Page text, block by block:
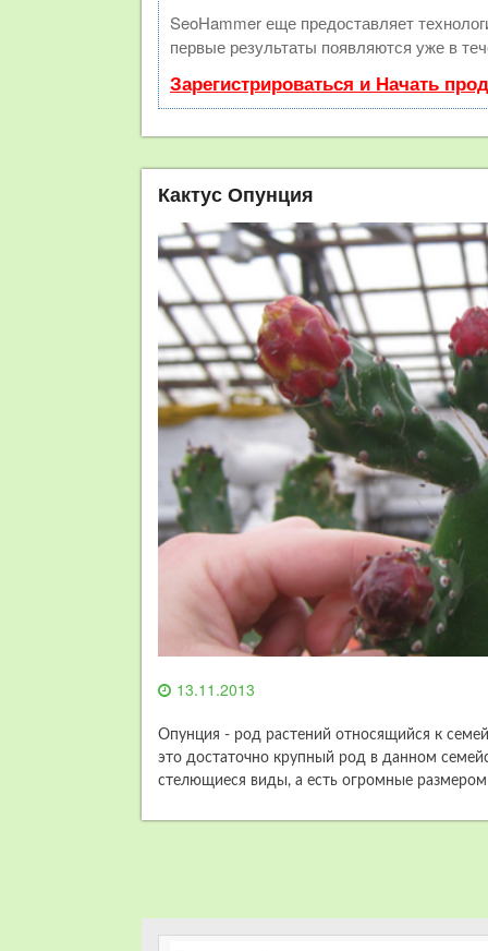
SeoHammer еще предоставляет
первые результаты появляются уже в
Зарегистрироваться и Начать
Кактус Опунция
13.11.2013
Опунция - род растений относящийся к
это достаточно крупный род в данном
стелющиеся виды, а есть огромные размером